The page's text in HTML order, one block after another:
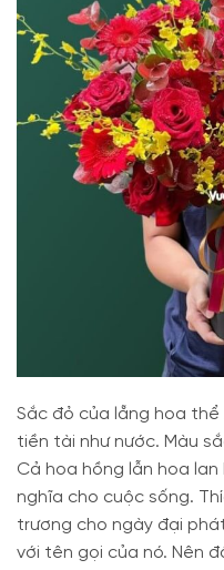
Sắc đỏ của lẵng hoa thể
tiền tài như nước. Màu
Cả hoa hồng lẫn hoa
nghĩa cho cuộc sống.
trương cho ngày đại
với tên gọi của nó. Nên